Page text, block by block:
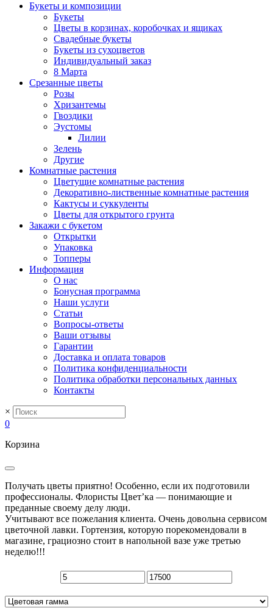
Букеты и композиции
Букеты
Цветы в корзинах, коробочках и ящиках
Свадебные букеты
Букеты из сухоцветов
Индивидуальный заказ
8 Марта
Срезанные цветы
Розы
Хризантемы
Гвоздики
Эустомы
Лилии
Зелень
Другие
Комнатные растения
Цветущие комнатные растения
Декоративно-лиственные комнатные растения
Кактусы и суккуленты
Цветы для открытого грунта
Закажи с букетом
Открытки
Упаковка
Топперы
Информация
О нас
Бонусная программа
Наши услуги
Статьи
Вопросы-ответы
Ваши отзывы
Гарантии
Доставка и оплата товаров
Политика конфиденциальности
Политика обработки персональных данных
Контакты
×
0
Корзина
Получать цветы приятно! Особенно, если их подготовили
профессионалы. Флористы Цвет’ка — понимающие и
преданные своему делу люди.
Учитывают все пожелания клиента. Очень довольна сервисом
цветочной лавки. Гортензия, которую порекомендовали в
магазине, грациозно стоит в напольной вазе уже третью
неделю!!!